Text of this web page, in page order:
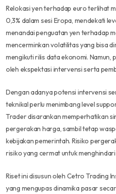
Relokasi yen terhadap euro terlihat
0,3% dalam sesi Eropa, mendekati
menandai penguatan yen terhadap
mencerminkan volatilitas yang bisa
mengikuti rilis data ekonomi. Namun,
oleh ekspektasi intervensi serta
Dengan adanya potensi intervensi
teknikal perlu menimbang level
Trader disarankan memperhatikan
pergerakan harga, sambil tetap
kebijakan pemerintah. Risiko
risiko yang cermat untuk
Riset ini disusun oleh Cetro Trading
yang mengupas dinamika pasar